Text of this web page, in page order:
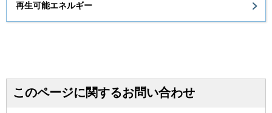
再生可能エネルギー
このページに関するお問い合わせ